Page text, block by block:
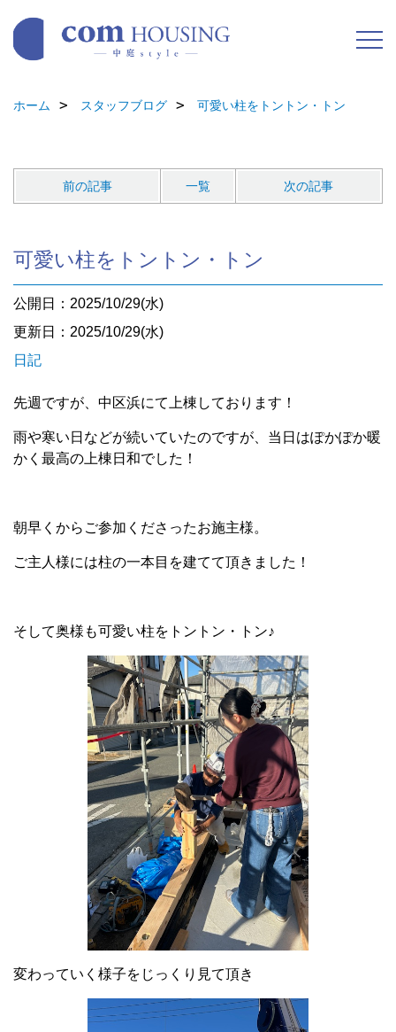
ホーム スタッフブログ 可愛い柱をトントン・トン
前の記事 一覧 次の記事
可愛い柱をトントン・トン
公開日：2025/10/29(水)
更新日：2025/10/29(水)
日記
先週ですが、中区浜にて上棟しております！
雨や寒い日などが続いていたのですが、当日はぽかぽか暖
かく最高の上棟日和でした！
朝早くからご参加くださったお施主様。
ご主人様には柱の一本目を建てて頂きました！
そして奥様も可愛い柱をトントン・トン♪
変わっていく様子をじっくり見て頂き